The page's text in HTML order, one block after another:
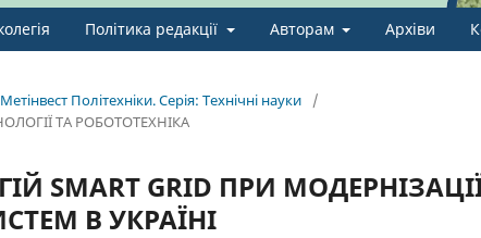
Політика редакції Авторам Архіви
Політехніки. Серія: Технічні науки
/
ТА РОБОТОТЕХНІКА
SMART GRID ПРИ
В УКРАЇНІ